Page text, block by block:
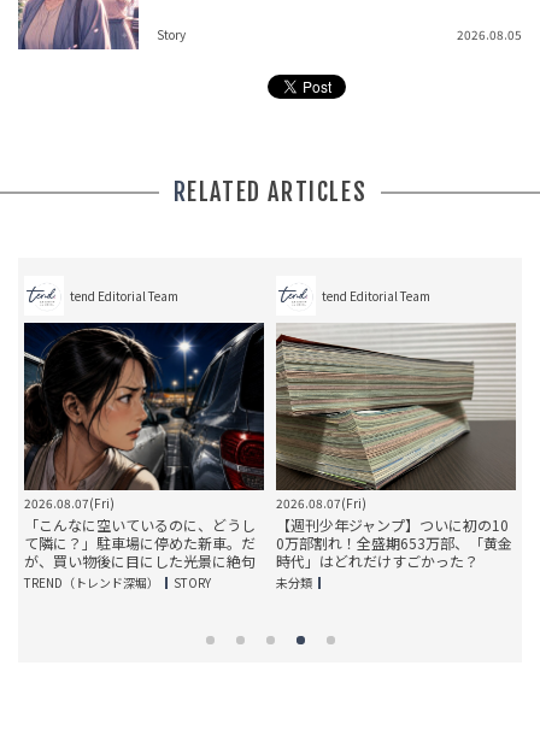
Story 2026.08.05
RELATED ARTICLES
tend Editorial Team
2026.08.07(Fri)
「こんなに空いているのに、どうし
て隣に？」駐車場に停めた新車。だ
が、買い物後に目にした光景に絶句
TREND（トレンド深堀） STORY
tend Editorial Team
2026.08.07(Fri)
【週刊少年ジャンプ】ついに初の10
0万部割れ！全盛期653万部、「黄金
時代」はどれだけすごかった？
未分類